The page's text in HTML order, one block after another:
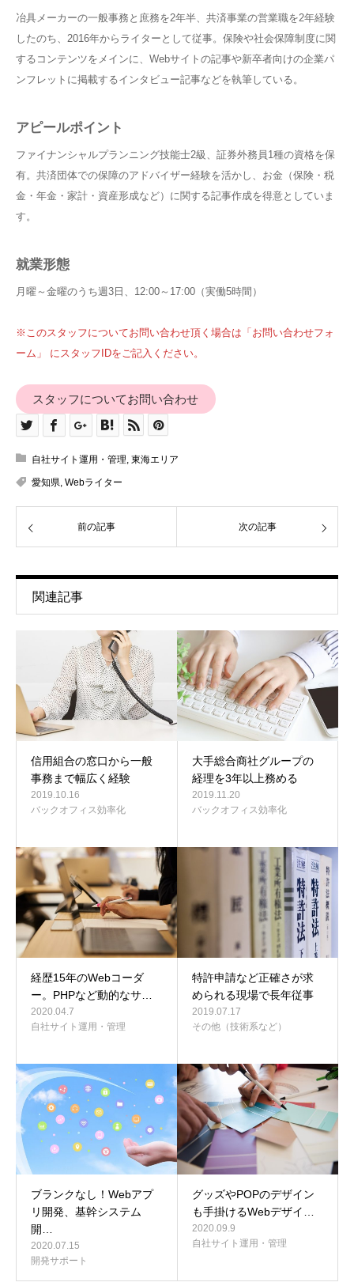
冶具メーカーの一般事務と庶務を2年半、共済事業の営業職を2年経験
したのち、2016年からライターとして従事。保険や社会保障制度に関
するコンテンツをメインに、Webサイトの記事や新卒者向けの企業パ
ンフレットに掲載するインタビュー記事などを執筆している。
アピールポイント
ファイナンシャルプランニング技能士2級、証券外務員1種の資格を保
有。共済団体での保障のアドバイザー経験を活かし、お金（保険・税
金・年金・家計・資産形成など）に関する記事作成を得意としていま
す。
就業形態
月曜～金曜のうち週3日、12:00～17:00（実働5時間）
※このスタッフについてお問い合わせ頂く場合は「お問い合わせフォ
ーム」 にスタッフIDをご記入ください。
スタッフについてお問い合わせ
自社サイト運用・管理, 東海エリア
愛知県, Webライター
前の記事 次の記事
関連記事
信用組合の窓口から一般
事務まで幅広く経験
2019.10.16
バックオフィス効率化
大手総合商社グループの
経理を3年以上務める
2019.11.20
バックオフィス効率化
経歴15年のWebコーダ
ー。PHPなど動的なサ…
2020.04.7
自社サイト運用・管理
特許申請など正確さが求
められる現場で長年従事
2019.07.17
その他（技術系など）
ブランクなし！Webアプ
リ開発、基幹システム
開…
2020.07.15
開発サポート
グッズやPOPのデザイン
も手掛けるWebデザイ…
2020.09.9
自社サイト運用・管理